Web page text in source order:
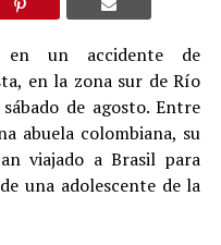
en un accidente de
en la zona sur de Río
de agosto. Entre
abuela colombiana, su
viajado a Brasil para
una adolescente de la